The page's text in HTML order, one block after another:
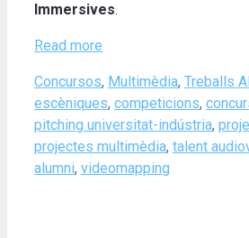
Immersives.
Read more
Categories
Concursos, Multimèdia, Treballs
escèniques, competicions,
pitching universitat-indústria,
projectes multimèdia, talent
alumni, videomapping